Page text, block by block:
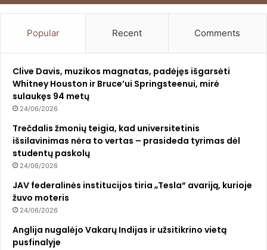
Popular Recent Comments
Clive Davis, muzikos magnatas, padėjęs išgarsėti
Whitney Houston ir Bruce’ui Springsteenui, mirė
sulaukęs 94 metų
24/06/2026
Trečdalis žmonių teigia, kad universitetinis
išsilavinimas nėra to vertas – prasideda tyrimas dėl
studentų paskolų
24/06/2026
JAV federalinės institucijos tiria „Tesla“ avariją, kurioje
žuvo moteris
24/06/2026
Anglija nugalėjo Vakarų Indijas ir užsitikrino vietą
pusfinalyje